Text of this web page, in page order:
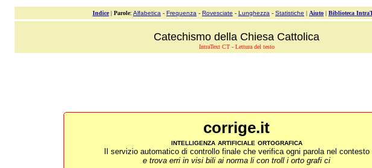
Indice| Parole: Alfabetica - Frequenza - Rovesciate - Lunghezza - Statistiche | Aiuto | Biblioteca
Catechismo della Chiesa Cattolica
IntraText CT - Lettura del testo
corrige.it
intelligenza artificiale ortografica
Il servizio automatico di controllo finale che verifica ogni parola nel contesto
e trova erri in visi bili ai norma li con troll i orto grafi ci